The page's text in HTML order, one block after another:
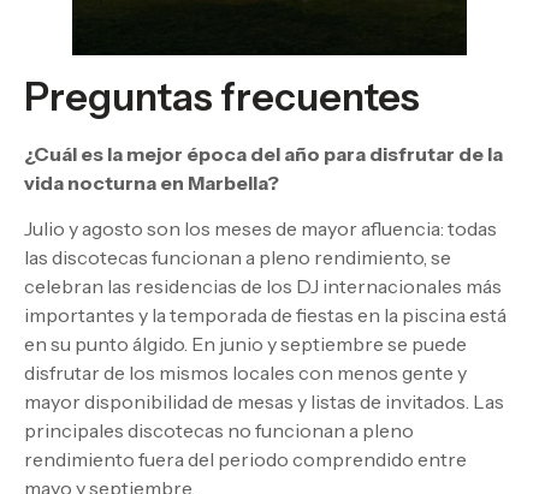
Preguntas frecuentes
¿Cuál es la mejor época del año para disfrutar de la
vida nocturna en Marbella?
Julio y agosto son los meses de mayor afluencia: todas
las discotecas funcionan a pleno rendimiento, se
celebran las residencias de los DJ internacionales más
importantes y la temporada de fiestas en la piscina está
en su punto álgido. En junio y septiembre se puede
disfrutar de los mismos locales con menos gente y
mayor disponibilidad de mesas y listas de invitados. Las
principales discotecas no funcionan a pleno
rendimiento fuera del periodo comprendido entre
mayo y septiembre.